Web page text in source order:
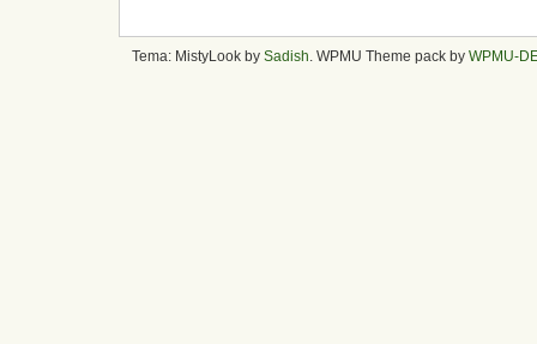
Tema: MistyLook by Sadish . WPMU Theme pack by WPMU-